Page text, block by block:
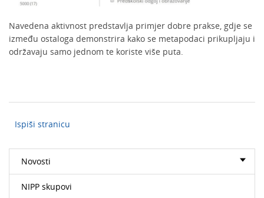
Navedena aktivnost predstavlja primjer dobre prakse, gdje se
između ostaloga demonstrira kako se metapodaci prikupljaju i
održavaju samo jednom te koriste više puta.
Ispiši stranicu
Novosti
NIPP skupovi